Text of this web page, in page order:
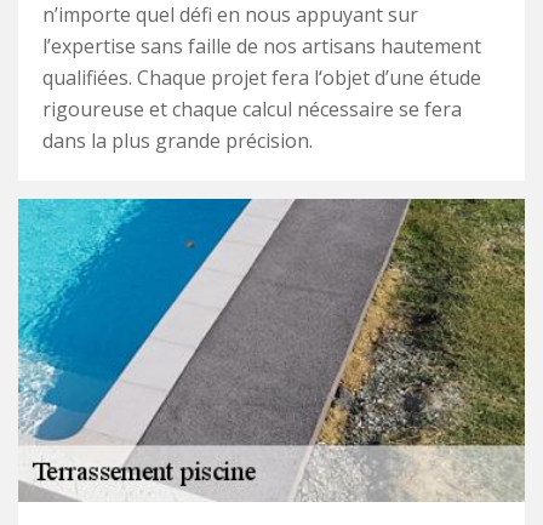
n’importe quel défi en nous appuyant sur
l’expertise sans faille de nos artisans hautement
qualifiées. Chaque projet fera l‘objet d’une étude
rigoureuse et chaque calcul nécessaire se fera
dans la plus grande précision.